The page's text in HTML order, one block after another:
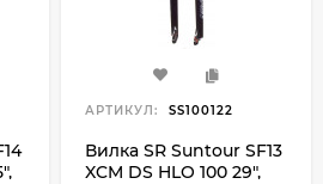
АРТИКУЛ: SS100122
Вилка SR Suntour SF13
XCM DS HLO 100 29",